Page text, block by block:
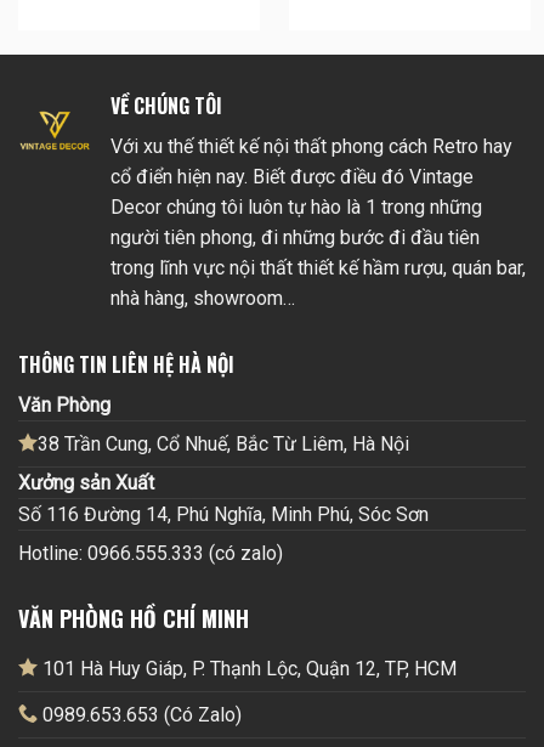
VỀ CHÚNG TÔI
Với xu thế thiết kế nội thất phong cách Retro hay
cổ điển hiện nay. Biết được điều đó Vintage
Decor chúng tôi luôn tự hào là 1 trong những
người tiên phong, đi những bước đi đầu tiên
trong lĩnh vực nội thất thiết kế hầm rượu, quán bar,
nhà hàng, showroom…
THÔNG TIN LIÊN HỆ HÀ NỘI
Văn Phòng
38 Trần Cung, Cổ Nhuế, Bắc Từ Liêm, Hà Nội
Xưởng sản Xuất
Số 116 Đường 14, Phú Nghĩa, Minh Phú, Sóc Sơn
Hotline: 0966.555.333 (có zalo)
VĂN PHÒNG HỒ CHÍ MINH
101 Hà Huy Giáp, P. Thạnh Lộc, Quận 12, TP, HCM
0989.653.653 (Có Zalo)